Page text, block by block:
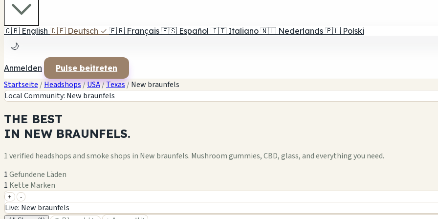
🇬🇧 English 🇩🇪 Deutsch ✓ 🇫🇷 Français 🇪🇸 Español 🇮🇹 Italiano 🇳🇱 Nederlands 🇵🇱 Polski
🌙
Anmelden Pulse beitreten
Startseite /Headshops/USA/Texas /New braunfels
Local Community: New braunfels
THE BEST
IN NEW BRAUNFELS.
1 verified headshops and smoke shops in New braunfels. Mushroom gummies, CBD, glass, and everything you need.
1Gefundene Läden
1 Kette Marken
+
+ -
Live: New braunfels